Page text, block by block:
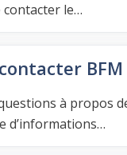
le…
BFM
à propos
d’informations…